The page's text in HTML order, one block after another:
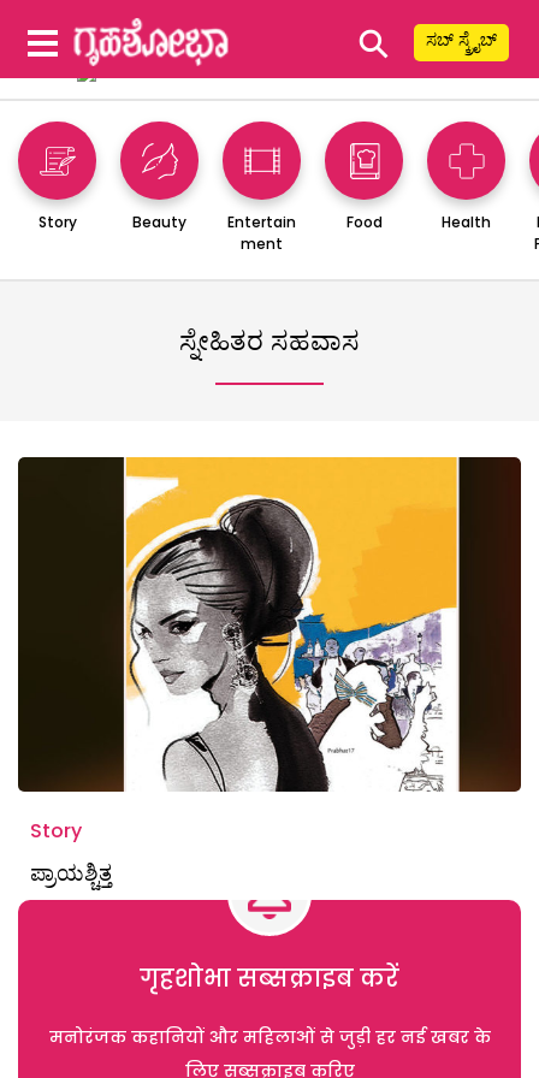
⚲ ಸಬ್ ಸ್ಕ್ರೈಬ್
Story Beauty
Entertain
ment
Food Health
ಸ್ನೇಹಿತರ ಸಹವಾಸ
Story
ಪ್ರಾಯಶ್ಚಿತ್ತ
गृहशोभा सब्सक्राइब करें
मनोरंजक कहानियों और महिलाओं से जुड़ी हर नई खबर के
लिए सब्सक्राइब करिए